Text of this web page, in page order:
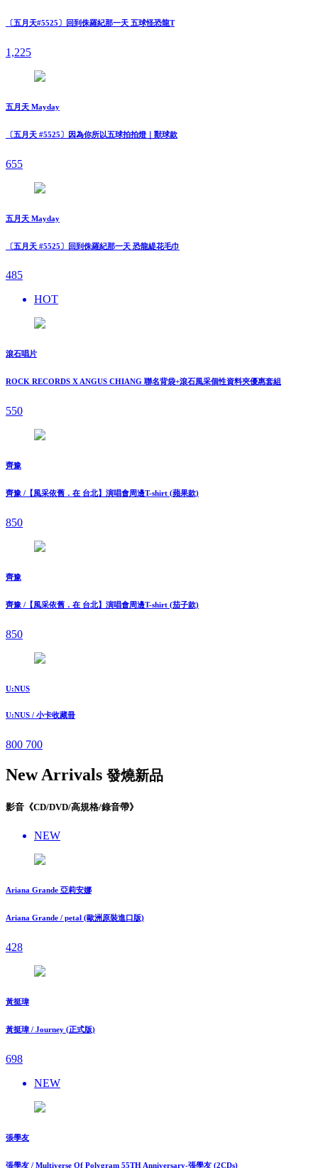
〔五月天#5525〕回到侏羅紀那一天 五球怪恐龍T
1,225
五月天 Mayday
〔五月天 #5525〕因為你所以五球拍拍燈｜獸球款
655
五月天 Mayday
〔五月天 #5525〕回到侏羅紀那一天 恐龍緹花毛巾
485
HOT
滾石唱片
ROCK RECORDS X ANGUS CHIANG 聯名背袋+滾石風采個性資料夾優惠套組
550
齊豫
齊豫 /【風采依舊．在 台北】演唱會周邊T-shirt (蘋果款)
850
齊豫
齊豫 /【風采依舊．在 台北】演唱會周邊T-shirt (茄子款)
850
U:NUS
U:NUS / 小卡收藏冊
800 700
New Arrivals 發燒新品
影音《CD/DVD/高規格/錄音帶》
NEW
Ariana Grande 亞莉安娜
Ariana Grande / petal (歐洲原裝進口版)
428
黃挺瑋
黃挺瑋 / Journey (正式版)
698
NEW
張學友
張學友 / Multiverse Of Polygram 55TH Anniversary-張學友 (2CDs)